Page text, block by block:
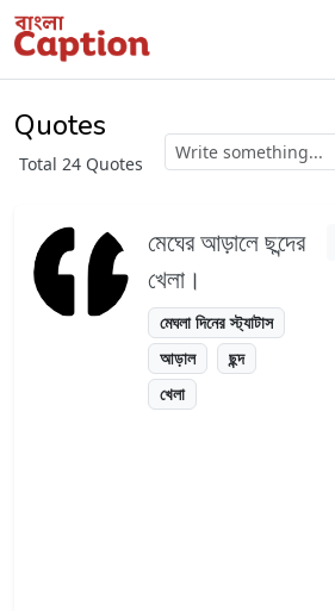
Quotes
Total 24 Quotes
মেঘের আড়ালে ছন্দের
খেলা।
মেঘলা দিনের স্ট্যাটাস
আড়াল
ছন্দ
খেলা